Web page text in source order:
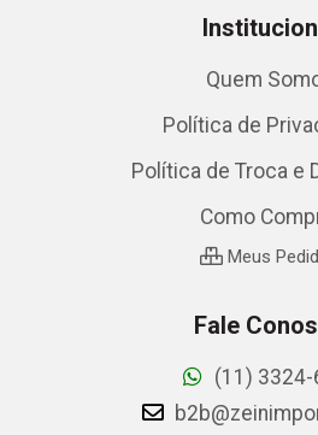
Quem
Política de
Política de Troca e
Como
Meus
Fale
(11) 3324-